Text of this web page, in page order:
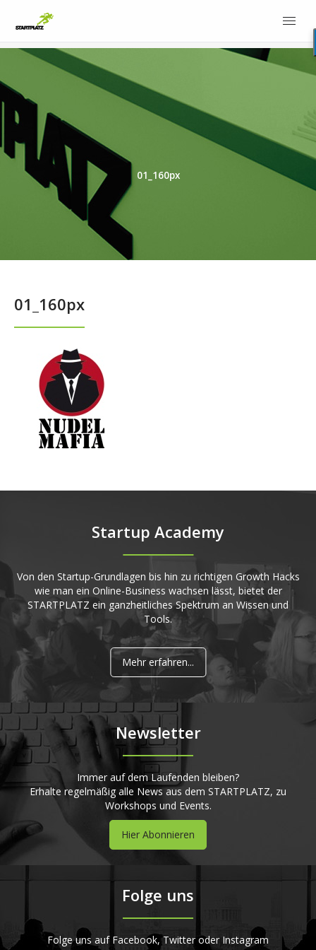
01_160px
01_160px
Startup Academy
Von den Startup-Grundlagen bis hin zu richtigen Growth Hacks
wie man ein Online-Business wachsen lässt, bietet der
STARTPLATZ ein ganzheitliches Spektrum an Wissen und
Tools.
Mehr erfahren...
Newsletter
Immer auf dem Laufenden bleiben?
Erhalte regelmäßig alle News aus dem STARTPLATZ, zu
Workshops und Events.
Hier Abonnieren
Folge uns
Folge uns auf Facebook, Twitter oder Instagram